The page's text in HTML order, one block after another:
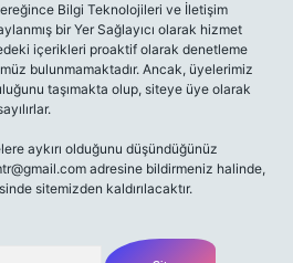
Bilgi Teknolojileri ve İletişim
bir Yer Sağlayıcı olarak hizmet
içerikleri proaktif olarak denetleme
bulunmamaktadır. Ancak, üyelerimiz
taşımakta olup, siteye üye olarak
aykırı olduğunu düşündüğünüz
adresine bildirmeniz halinde,
sitemizden kaldırılacaktır.